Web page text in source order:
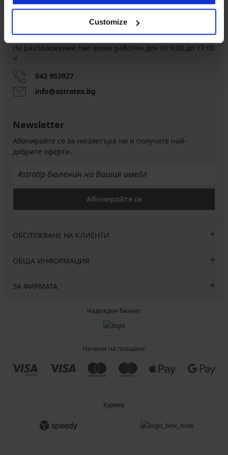
Customize
Обслужване на клиенти
На разположение сме всеки работен ден от 9:00 до 17:00
ч
042 952927
info@astratex.bg
Newsletter
Абонирайте се за нюзлетъра ни и получете най-
добрите оферти.
Абонирайте се
ОБСЛУЖВАНЕ НА КЛИЕНТИ
ОБЩА ИНФОРМАЦИЯ
ЗА ФИРМАТА
Надежден бизнес
Начини на плащане
Куриер